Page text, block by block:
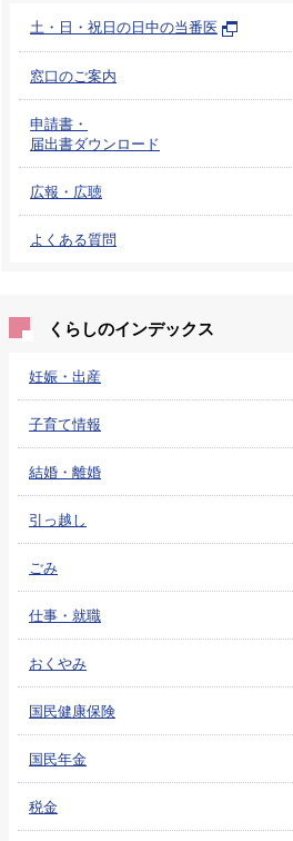
土・日・祝日の日中の当番医
窓口のご案内
申請書・
届出書ダウンロード
広報・広聴
よくある質問
くらしのインデックス
妊娠・出産
子育て情報
結婚・離婚
引っ越し
ごみ
仕事・就職
おくやみ
国民健康保険
国民年金
税金